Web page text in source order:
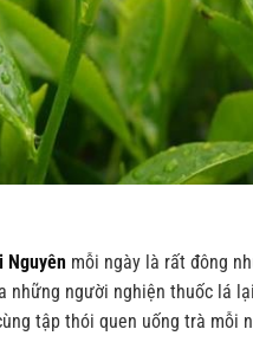
Nguyên mỗi ngày là rất đông
những người nghiện thuốc lá
tập thói quen uống trà